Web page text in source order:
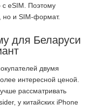
с eSIM. Поэтому
но и SIM-формат.
для Беларуси
двумя
интересной ценой.
рассматривать
у китайских iPhone